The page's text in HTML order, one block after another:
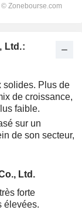
Ltd.:
solides. Plus de
de croissance,
faible.
sur un
de son secteur,
Ltd.
forte
élevées.